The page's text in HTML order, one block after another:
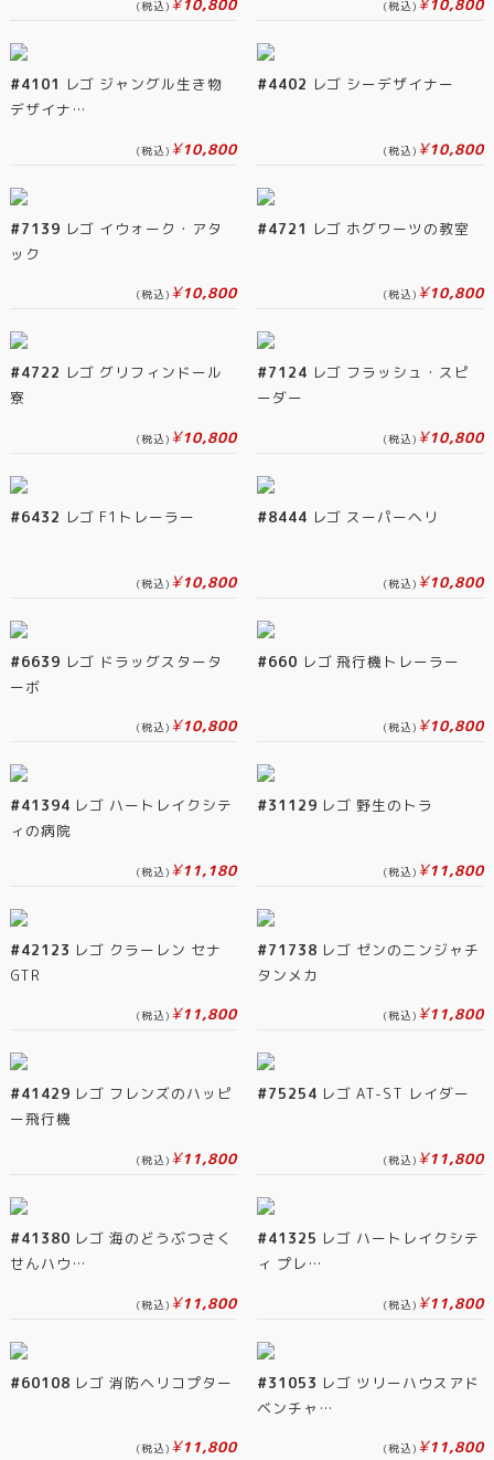
(税込) ¥10,800 (税込) ¥10,800
#4101 レゴ ジャングル生き物
デザイナ…
(税込) ¥10,800
#4402 レゴ シーデザイナー
(税込) ¥10,800
#7139 レゴ イウォーク・アタ
ック
(税込) ¥10,800
#4721 レゴ ホグワーツの教室
(税込) ¥10,800
#4722 レゴ グリフィンドール
寮
(税込) ¥10,800
#7124 レゴ フラッシュ・スピ
ーダー
(税込) ¥10,800
#6432 レゴ F1トレーラー
(税込) ¥10,800
#8444 レゴ スーパーヘリ
(税込) ¥10,800
#6639 レゴ ドラッグスタータ
ーボ
(税込) ¥10,800
#660 レゴ 飛行機トレーラー
(税込) ¥10,800
#41394 レゴ ハートレイクシテ
ィの病院
(税込) ¥11,180
#31129 レゴ 野生のトラ
(税込) ¥11,800
#42123 レゴ クラーレン セナ
GTR
(税込) ¥11,800
#71738 レゴ ゼンのニンジャチ
タンメカ
(税込) ¥11,800
#41429 レゴ フレンズのハッピ
ー飛行機
(税込) ¥11,800
#75254 レゴ AT-ST レイダー
(税込) ¥11,800
#41380 レゴ 海のどうぶつさく
せんハウ…
(税込) ¥11,800
#41325 レゴ ハートレイクシテ
ィ プレ…
(税込) ¥11,800
#60108 レゴ 消防ヘリコプター
(税込) ¥11,800
#31053 レゴ ツリーハウスアド
ベンチャ…
(税込) ¥11,800